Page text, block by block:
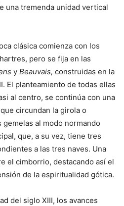
una tremenda unidad vertical
clásica comienza con los
pero se fija en las
y Beauvais, construidas en la
El planteamiento de todas ellas
al centro, se continúa con una
circundan la girola o
al modo normando
que, a su vez, tiene tres
a las tres naves. Una
el cimborrio, destacando así el
de la espiritualidad gótica.
del siglo XIII, los avances